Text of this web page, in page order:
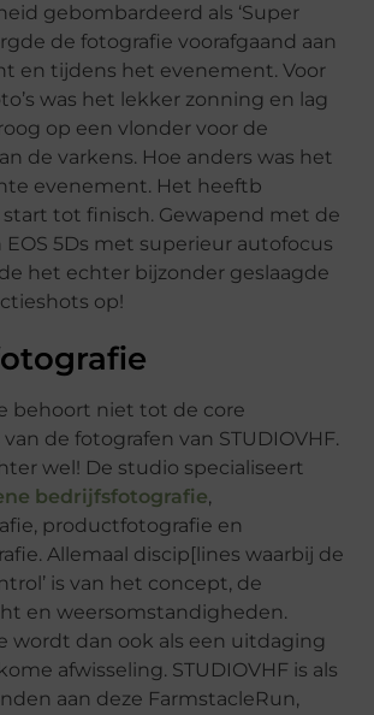
gebombardeerd als ‘Super
de fotografie voorafgaand aan
en tijdens het evenement. Voor
was het lekker zonning en lag
op een vlonder voor de
de varkens. Hoe anders was het
evenement. Het heeftb
tot finisch. Gewapend met de
EOS 5Ds met superieur autofocus
het echter bijzonder geslaagde
op!
behoort niet tot de core
de fotografen van STUDIOVHF.
wel! De studio specialiseert
bedrijfsfotografie,
productfotografie en
Allemaal discip[lines waarbij de
is van het concept, de
en weersomstandigheden.
wordt dan ook als een uitdaging
afwisseling. STUDIOVHF is als
aan deze FarmstacleRun,